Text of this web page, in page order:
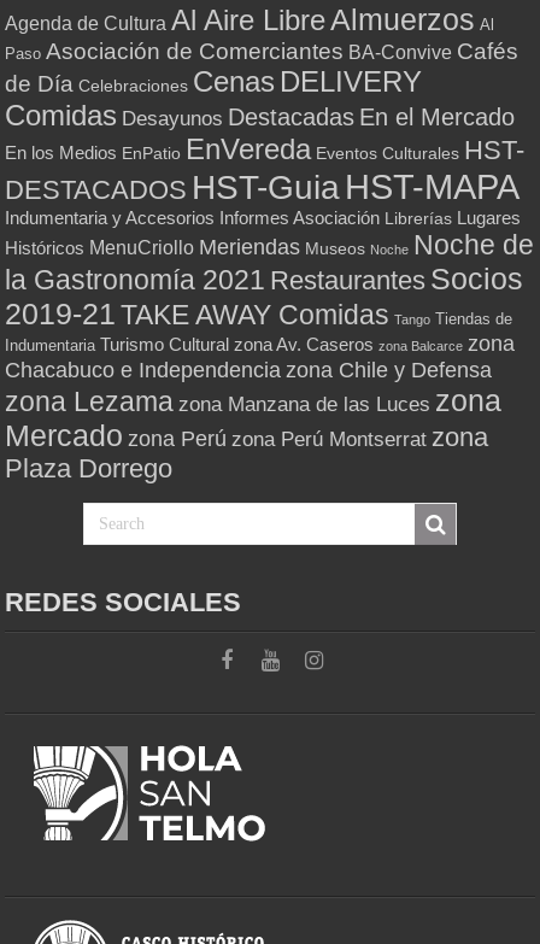
Agenda de Cultura Al Aire LibreAlmuerzos Al
Paso Asociación de Comerciantes BA-Convive Cafés
de Día Celebraciones Cenas DELIVERY
Comidas Desayunos Destacadas En el Mercado
En los Medios EnPatio EnVereda Eventos Culturales HST-
DESTACADOS HST-GuiaHST-MAPA
Indumentaria y Accesorios Informes Asociación Librerías Lugares
Históricos MenuCriollo Meriendas Museos Noche Noche de
la Gastronomía 2021 Restaurantes Socios
2019-21 TAKE AWAY Comidas Tango Tiendas de
Indumentaria Turismo Cultural zona Av. Caseros zona Balcarce zona
Chacabuco e Independencia zona Chile y Defensa
zona Lezama zona Manzana de las Luces zona
Mercado zona Perú zona Perú Montserrat zona
Plaza Dorrego
REDES SOCIALES